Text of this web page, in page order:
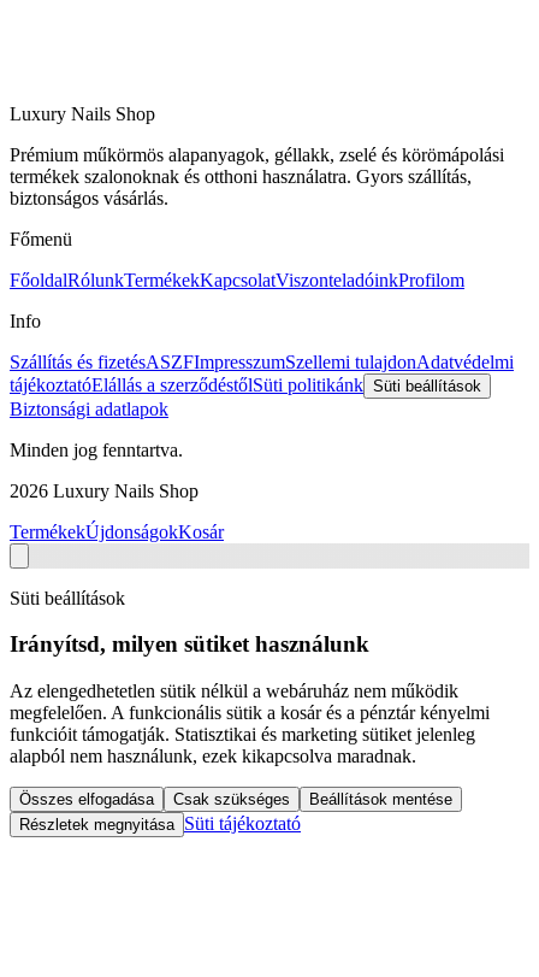
Luxury Nails Shop
Prémium műkörmös alapanyagok, géllakk, zselé és körömápolási
termékek szalonoknak és otthoni használatra. Gyors szállítás,
biztonságos vásárlás.
Főmenü
FőoldalRólunkTermékekKapcsolatViszonteladóinkProfilom
Info
Szállítás és fizetésASZFImpresszumSzellemi tulajdonAdatvédelmi
tájékoztatóElállás a szerződéstőlSüti politikánk Süti beállítások
Biztonsági adatlapok
Minden jog fenntartva.
2026 Luxury Nails Shop
TermékekÚjdonságokKosár
Süti beállítások
Irányítsd, milyen sütiket használunk
Az elengedhetetlen sütik nélkül a webáruház nem működik
megfelelően. A funkcionális sütik a kosár és a pénztár kényelmi
funkcióit támogatják. Statisztikai és marketing sütiket jelenleg
alapból nem használunk, ezek kikapcsolva maradnak.
Összes elfogadása Csak szükséges
Beállítások mentése
Részletek megnyitása Süti tájékoztató